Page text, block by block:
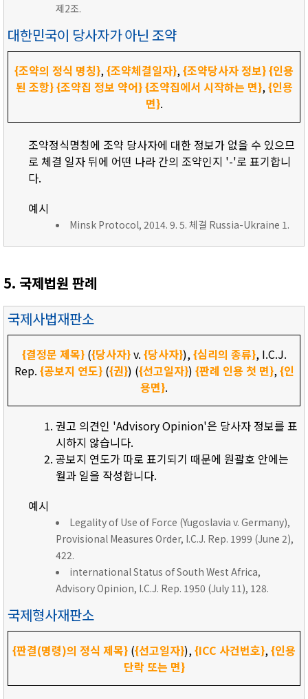
제2조.
대한민국이 당사자가 아닌 조약
{조약의 정식 명칭},{조약체결일자},{조약당사자 정보}{인용
된 조항}{조약집 정보 약어}{조약집에서 시작하는 면},{인용
면}.
조약정식명칭에 조약 당사자에 대한 정보가 없을 수 있으므
로 체결 일자 뒤에 어떤 나라 간의 조약인지 '-'로 표기합니
다.
예시
Minsk Protocol, 2014. 9. 5. 체결 Russia-Ukraine 1.
5. 국제법원 판례
국제사법재판소
{결정문 제목}({당사자}v. {당사자}),{심리의 종류}, I.C.J.
Rep. {공보지 연도}({권}) ({선고일자}) {판례 인용 첫 면},{인
용면}.
권고 의견인 'Advisory Opinion'은 당사자 정보를 표
시하지 않습니다.
공보지 연도가 따로 표기되기 때문에 원괄호 안에는
월과 일을 작성합니다.
예시
Legality of Use of Force (Yugoslavia v. Germany),
Provisional Measures Order, I.C.J. Rep. 1999 (June 2),
422.
international Status of South West Africa,
Advisory Opinion, I.C.J. Rep. 1950 (July 11), 128.
국제형사재판소
{판결(명령)의 정식 제목} ({선고일자}),{ICC 사건번호},{인용
단락 또는 면}